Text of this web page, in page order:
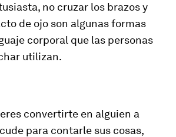
no cruzar los brazos y
de ojo son algunas formas
corporal que las personas
utilizan.
convertirte en alguien a
para contarle sus cosas,